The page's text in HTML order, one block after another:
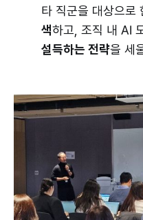
타 직군을 대상으로
색하고, 조직 내 AI
설득하는 전략을 세